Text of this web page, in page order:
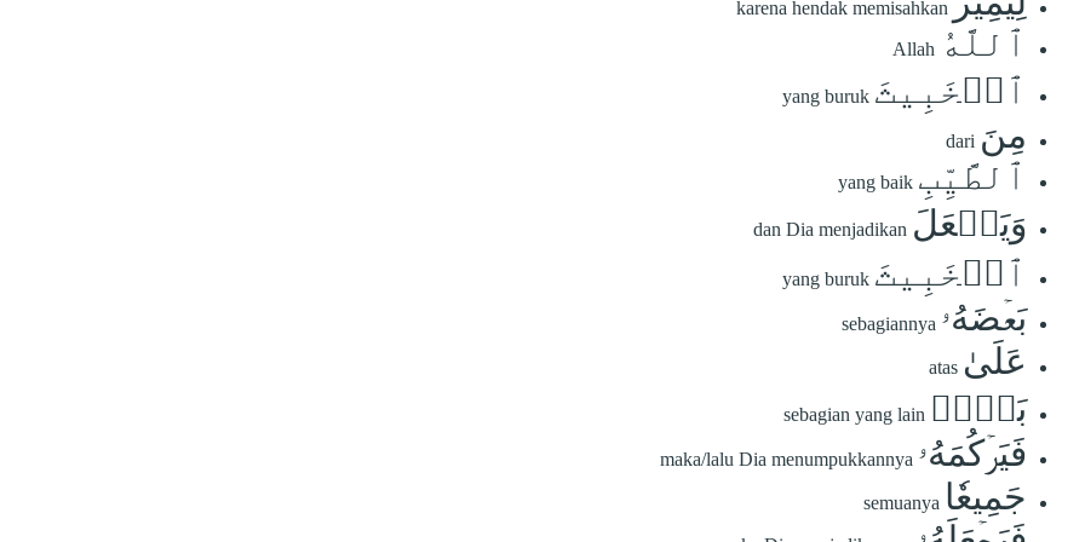
karena hendak memisahkan
ٱللَّهُ Allah
ٱلۡخَبِيثَ yang buruk
مِنَ dari
ٱلطَّيِّبِ yang baik
وَيَجۡعَلَ dan Dia menjadikan
ٱلۡخَبِيثَ yang buruk
بَعۡضَهُۥ sebagiannya
عَلَىٰ atas
بَعۡضٖ sebagian yang lain
فَيَرۡكُمَهُۥ maka/lalu Dia menumpukkannya
جَمِيعٗا semuanya